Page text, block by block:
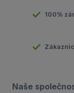
100%
Naše